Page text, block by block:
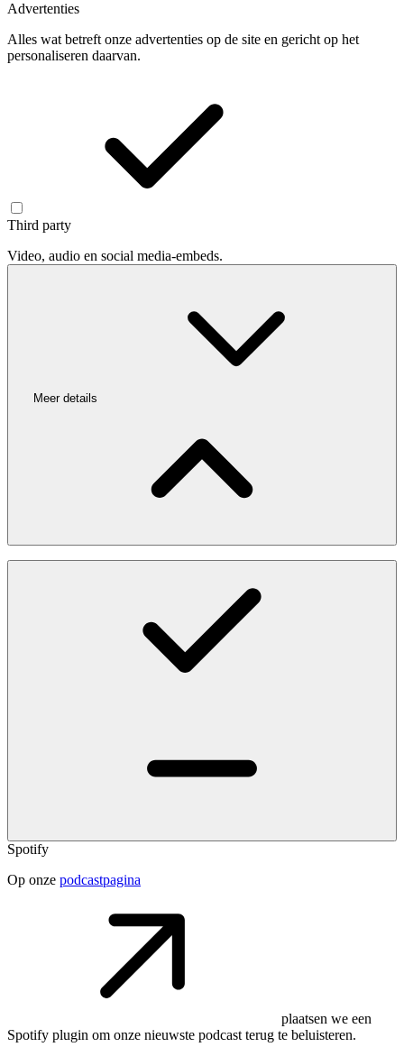
Advertenties
Alles wat betreft onze advertenties op de site en gericht op het
personaliseren daarvan.
Third party
Video, audio en social media-embeds.
Meer details
Spotify
Op onze podcastpagina
plaatsen we een
Spotify plugin om onze nieuwste podcast terug te beluisteren.